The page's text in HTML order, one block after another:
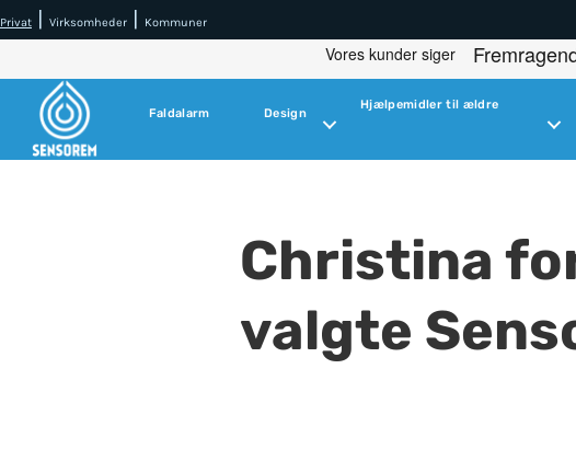
Privat Virksomheder Kommuner
Faldalarm Design
Hjælpemidler til ældre
Christina
valgte